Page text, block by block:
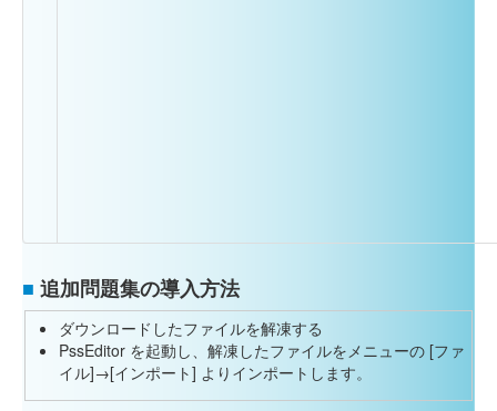
■ 追加問題集の導入方法
ダウンロードしたファイルを解凍する
PssEditor を起動し、解凍したファイルをメニューの [ファ
イル]→[インポート] よりインポートします。